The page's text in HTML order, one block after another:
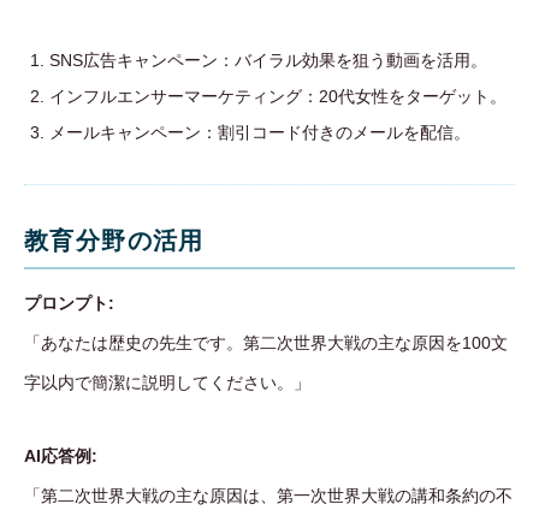
SNS広告キャンペーン：バイラル効果を狙う動画を活用。
インフルエンサーマーケティング：20代女性をターゲット。
メールキャンペーン：割引コード付きのメールを配信。
教育分野の活用
プロンプト:
「あなたは歴史の先生です。第二次世界大戦の主な原因を100文
字以内で簡潔に説明してください。」
AI応答例:
「第二次世界大戦の主な原因は、第一次世界大戦の講和条約の不